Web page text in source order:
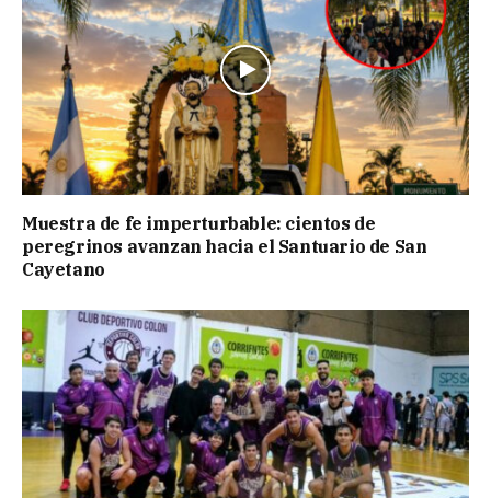
Muestra de fe imperturbable: cientos de
peregrinos avanzan hacia el Santuario de San
Cayetano